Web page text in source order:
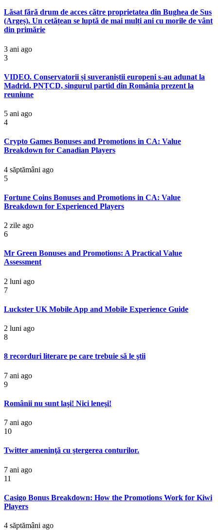
Lăsat fără drum de acces către proprietatea din Bughea de Sus
(Argeș). Un cetățean se luptă de mai mulți ani cu morile de vânt
din primărie
3 ani ago
3
VIDEO. Conservatorii și suveraniștii europeni s-au adunat la
Madrid. PNȚCD, singurul partid din România prezent la
reuniune
5 ani ago
4
Crypto Games Bonuses and Promotions in CA: Value
Breakdown for Canadian Players
4 săptămâni ago
5
Fortune Coins Bonuses and Promotions in CA: Value
Breakdown for Experienced Players
2 zile ago
6
Mr Green Bonuses and Promotions: A Practical Value
Assessment
2 luni ago
7
Luckster UK Mobile App and Mobile Experience Guide
2 luni ago
8
8 recorduri literare pe care trebuie să le ştii
7 ani ago
9
Românii nu sunt laşi! Nici leneşi!
7 ani ago
10
Twitter ameninţă cu ştergerea conturilor.
7 ani ago
11
Casigo Bonus Breakdown: How the Promotions Work for Kiwi
Players
4 săptămâni ago